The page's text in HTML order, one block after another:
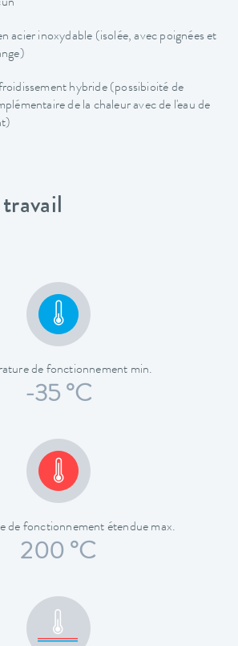
acier inoxydable (isolée, avec poignées et
hybride (possibioité de
de la chaleur avec de l'eau de
travail
de fonctionnement min.
-35 °C
de fonctionnement étendue max.
200 °C